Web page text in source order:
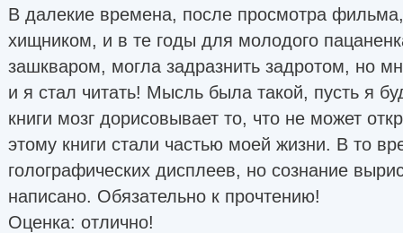
В далекие времена, после просмотра
хищником, и в те годы для молодого
зашкваром, могла задразнить задротом, но
и я стал читать! Мысль была такой, пусть я
книги мозг дорисовывает то, что не может
этому книги стали частью моей жизни. В то
голографических дисплеев, но сознание
написано. Обязательно к прочтению!
Оценка: отлично!